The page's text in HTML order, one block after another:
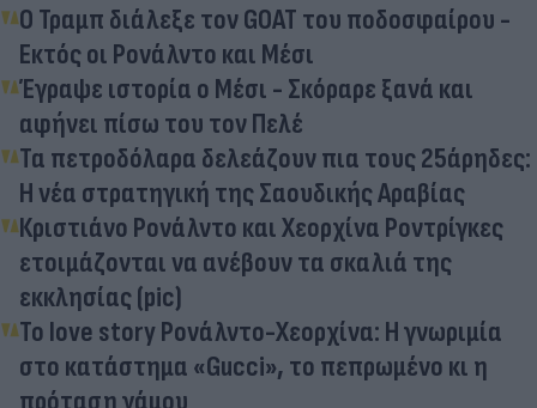
Ο Τραμπ διάλεξε τον GOAT του ποδοσφαίρου -
Εκτός οι Ρονάλντο και Μέσι
Έγραψε ιστορία ο Μέσι - Σκόραρε ξανά και
αφήνει πίσω του τον Πελέ
Τα πετροδόλαρα δελεάζουν πια τους 25άρηδες:
Η νέα στρατηγική της Σαουδικής Αραβίας
Κριστιάνο Ρονάλντο και Χεορχίνα Ροντρίγκες
ετοιμάζονται να ανέβουν τα σκαλιά της
εκκλησίας (pic)
Το love story Ρονάλντο-Χεορχίνα: Η γνωριμία
στο κατάστημα «Gucci», το πεπρωμένο κι η